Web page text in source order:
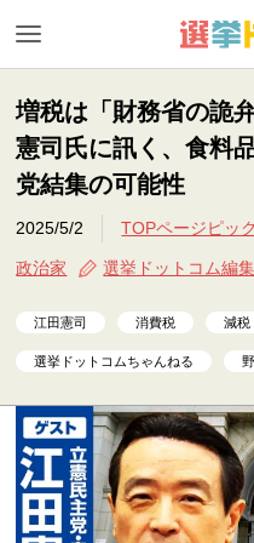
増税は「財務省の詭
憲司氏に訊く、食料
党結集の可能性
2025/5/2 TOPページピッ
政治家 選挙ドットコム編
江田憲司 消費税 減税
選挙ドットコムちゃんねる